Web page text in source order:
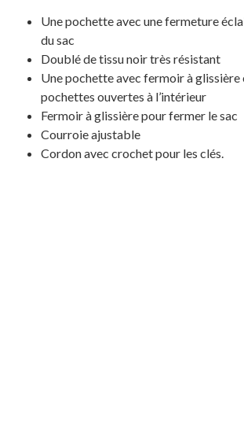
Une pochette avec une fermeture
du sac
Doublé de tissu noir très résistant
Une pochette avec fermoir à glissière
pochettes ouvertes à l’intérieur
Fermoir à glissière pour fermer le sac
Courroie ajustable
Cordon avec crochet pour les clés.